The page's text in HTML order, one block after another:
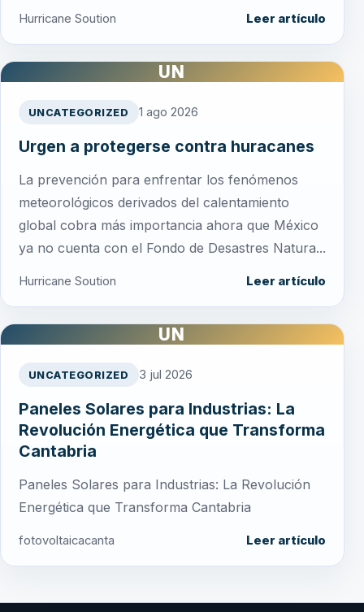
Hurricane Soution Leer artículo
UN
UNCATEGORIZED 1 ago 2026
Urgen a protegerse contra huracanes
La prevención para enfrentar los fenómenos
meteorológicos derivados del calentamiento
global cobra más importancia ahora que México
ya no cuenta con el Fondo de Desastres Natura...
Hurricane Soution Leer artículo
UN
UNCATEGORIZED 3 jul 2026
Paneles Solares para Industrias: La
Revolución Energética que Transforma
Cantabria
Paneles Solares para Industrias: La Revolución
Energética que Transforma Cantabria
fotovoltaicacanta Leer artículo